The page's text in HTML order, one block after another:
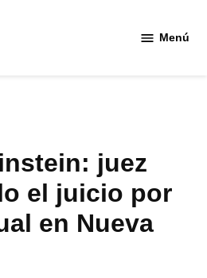
Menú
juez
el juicio por
en Nueva